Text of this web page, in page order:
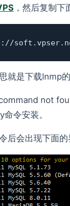
，然后复制
就是下载lnmp
not
令安装。
后会出现下面的